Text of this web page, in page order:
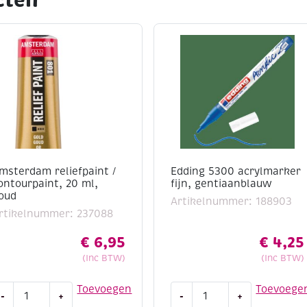
maakt. De verf hecht
canvas, papier, hout
dekking
ondergronden
gebruik
experimenteert met
Standard Series haal je
reliefpaint /
20 ml,
237088
€ 6,95
(Inc BTW)
Toevoegen
- +
Edding 5300 acrylmarker
fijn, gentiaanblauw
Artikelnummer: 188903
€ 4,25
(Inc BTW)
- +